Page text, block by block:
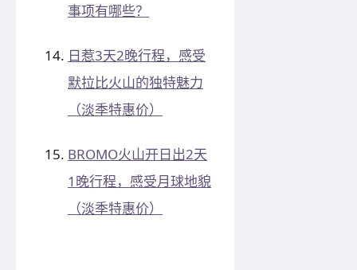
事项有哪些？
日惹3天2晚行程，感受
默拉比火山的独特魅力
（淡季特惠价）
BROMO火山开日出2天
1晚行程，感受月球地貌
（淡季特惠价）